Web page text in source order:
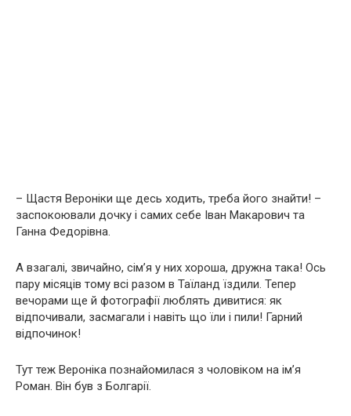
– Щастя Вероніки ще десь ходить, треба його знайти! –
заспокоювали дочку і самих себе Іван Макарович та
Ганна Федорівна.
А взагалі, звичайно, сім’я у них хороша, дружна така! Ось
пару місяців тому всі разом в Таїланд їздили. Тепер
вечорами ще й фотографії люблять дивитися: як
відпочивали, засмагали і навіть що їли і пили! Гарний
відпочинок!
Тут теж Вероніка познайомилася з чоловіком на ім’я
Роман. Він був з Болгарії.